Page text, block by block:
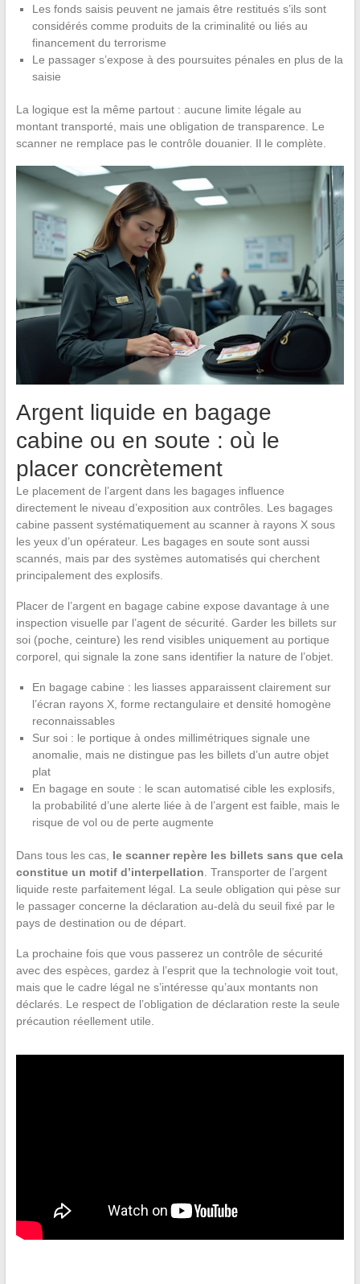
Les fonds saisis peuvent ne jamais être restitués s’ils sont
considérés comme produits de la criminalité ou liés au
financement du terrorisme
Le passager s’expose à des poursuites pénales en plus de la
saisie
La logique est la même partout : aucune limite légale au
montant transporté, mais une obligation de transparence. Le
scanner ne remplace pas le contrôle douanier. Il le complète.
Argent liquide en bagage
cabine ou en soute : où le
placer concrètement
Le placement de l’argent dans les bagages influence
directement le niveau d’exposition aux contrôles. Les bagages
cabine passent systématiquement au scanner à rayons X sous
les yeux d’un opérateur. Les bagages en soute sont aussi
scannés, mais par des systèmes automatisés qui cherchent
principalement des explosifs.
Placer de l’argent en bagage cabine expose davantage à une
inspection visuelle par l’agent de sécurité. Garder les billets sur
soi (poche, ceinture) les rend visibles uniquement au portique
corporel, qui signale la zone sans identifier la nature de l’objet.
En bagage cabine : les liasses apparaissent clairement sur
l’écran rayons X, forme rectangulaire et densité homogène
reconnaissables
Sur soi : le portique à ondes millimétriques signale une
anomalie, mais ne distingue pas les billets d’un autre objet
plat
En bagage en soute : le scan automatisé cible les explosifs,
la probabilité d’une alerte liée à de l’argent est faible, mais le
risque de vol ou de perte augmente
Dans tous les cas, le scanner repère les billets sans que cela
constitue un motif d’interpellation. Transporter de l’argent
liquide reste parfaitement légal. La seule obligation qui pèse sur
le passager concerne la déclaration au-delà du seuil fixé par le
pays de destination ou de départ.
La prochaine fois que vous passerez un contrôle de sécurité
avec des espèces, gardez à l’esprit que la technologie voit tout,
mais que le cadre légal ne s’intéresse qu’aux montants non
déclarés. Le respect de l’obligation de déclaration reste la seule
précaution réellement utile.